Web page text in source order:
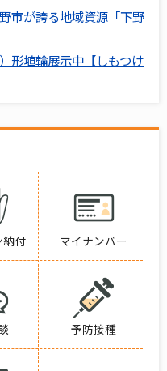
市が誇る地域資源「下野
形埴輪展示中【しもつけ
納付 マイナンバー
予防接種